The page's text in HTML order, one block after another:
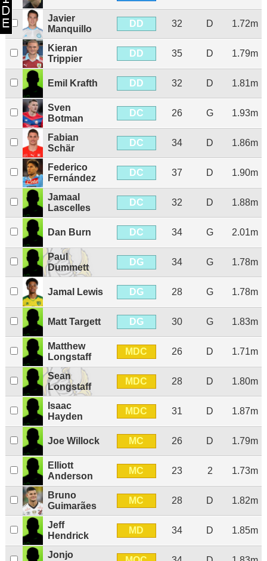
Javier
Manquillo
DD 32 D 1.72m
Kieran
Trippier
DD 35 D 1.79m
Emil Krafth DD 32 D 1.81m
Sven
Botman
DC 26 G 1.93m
Fabian
Schär
DC 34 D 1.86m
Federico
Fernández
DC 37 D 1.90m
Jamaal
Lascelles
DC 32 D 1.88m
Dan Burn DC 34 G 2.01m
Paul
Dummett
DG 34 G 1.78m
Jamal Lewis DG 28 G 1.78m
Matt Targett DG 30 G 1.83m
Matthew
Longstaff
MDC 26 D 1.71m
Sean
Longstaff
MDC 28 D 1.80m
Isaac
Hayden
MDC 31 D 1.87m
Joe Willock MC 26 D 1.79m
Elliott
Anderson
MC 23 2 1.73m
Bruno
Guimarães
MC 28 D 1.82m
Jeff
Hendrick
MD 34 D 1.85m
Jonjo